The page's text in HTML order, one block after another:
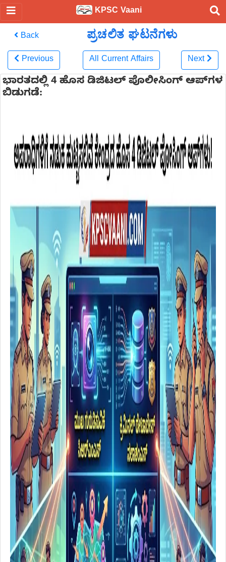
KPSC Vaani
Back ಪ್ರಚಲಿತ ಘಟನೆಗಳು
Previous All Current Affairs Next
ಭಾರತದಲ್ಲಿ 4 ಹೊಸ ಡಿಜಿಟಲ್ ಪೊಲೀಸಿಂಗ್ ಆಪ್‌ಗಳ
ಬಿಡುಗಡೆ: